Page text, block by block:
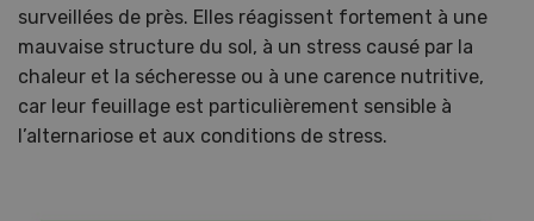
surveillées de près. Elles réagissent fortement à une
mauvaise structure du sol, à un stress causé par la
chaleur et la sécheresse ou à une carence nutritive,
car leur feuillage est particulièrement sensible à
l’alternariose et aux conditions de stress.